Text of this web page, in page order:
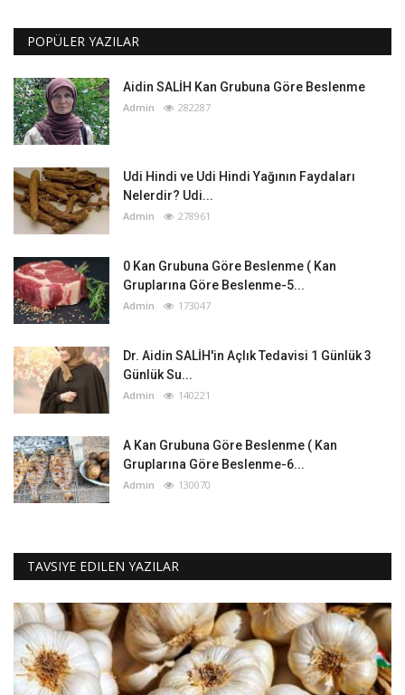
POPÜLER YAZILAR
Aidin SALİH Kan Grubuna Göre Beslenme
Admin 282287
Udi Hindi ve Udi Hindi Yağının Faydaları
Nelerdir? Udi...
Admin 278961
0 Kan Grubuna Göre Beslenme ( Kan
Gruplarına Göre Beslenme-5...
Admin 173047
Dr. Aidin SALİH'in Açlık Tedavisi 1 Günlük 3
Günlük Su...
Admin 140221
A Kan Grubuna Göre Beslenme ( Kan
Gruplarına Göre Beslenme-6...
Admin 130070
TAVSIYE EDILEN YAZILAR